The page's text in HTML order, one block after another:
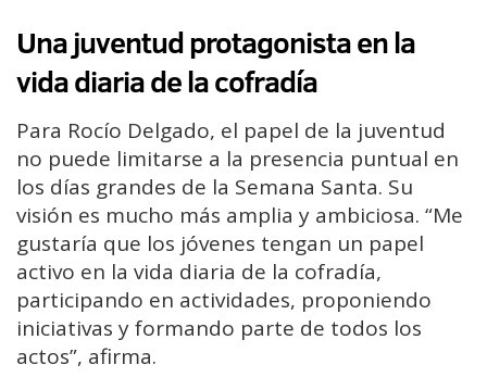
Una juventud protagonista en la
vida diaria de la cofradía
Para Rocío Delgado, el papel de la juventud
no puede limitarse a la presencia puntual en
los días grandes de la Semana Santa. Su
visión es mucho más amplia y ambiciosa. “Me
gustaría que los jóvenes tengan un papel
activo en la vida diaria de la cofradía,
participando en actividades, proponiendo
iniciativas y formando parte de todos los
actos”, afirma.